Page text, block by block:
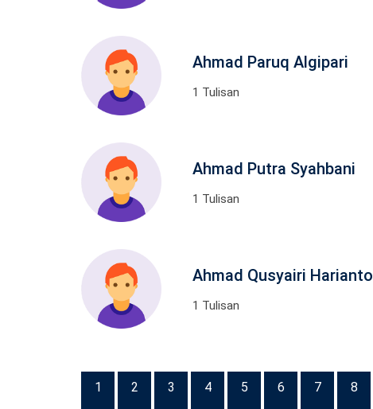
Ahmad Paruq Algipari
1 Tulisan
Ahmad Putra Syahbani
1 Tulisan
Ahmad Qusyairi Harianto
1 Tulisan
1 2 3 4 5 6 7 8